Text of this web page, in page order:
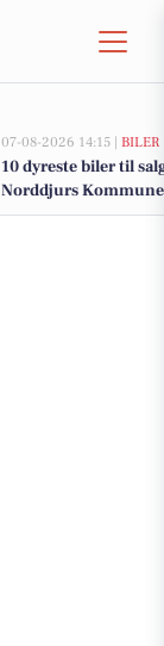
07-08-2026 14:15 | BILER
10 dyreste biler til
Norddjurs Kommune